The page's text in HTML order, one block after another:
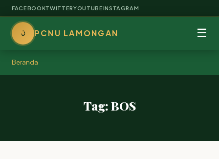
FACEBOOKTWITTERYOUTUBEINSTAGRAM
ن PCNU LAMONGAN ☰
Beranda
Tag: BOS